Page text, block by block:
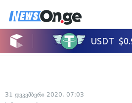
31 დეკემბერი 2020, 07:03